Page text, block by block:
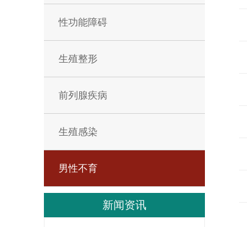
性功能障碍
生殖整形
前列腺疾病
生殖感染
男性不育
新闻资讯